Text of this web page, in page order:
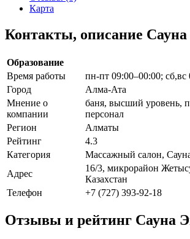
Карта
Контакты, описание
Образование
Время работы
пн-пт 09:00–00:00; сб,вс
Город
Алма-Ата
Мнение о
компании
баня, высший уровень,
персонал
Регион
Алматы
Рейтинг
4.3
Категория
Массажный салон,
Адрес
16/3, микрорайон
Казахстан
Телефон
+7 (727) 393-92-18
Отзывы и рейтинг Сауна